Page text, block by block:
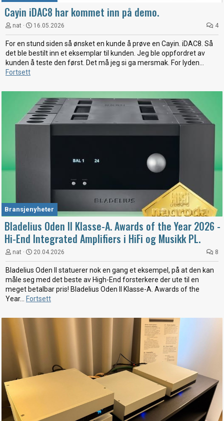
Cayin iDAC8 har kommet inn på demo.
nat 16.05.2026 4
For en stund siden så ønsket en kunde å prøve en Cayin. iDAC8. Så
det ble bestilt inn et eksemplar til kunden. Jeg ble oppfordret av
kunden å teste den først. Det må jeg si ga mersmak. For lyden...
Fortsett
Bransjenyheter
Bladelius Oden II Klasse-A. Awards of the Year 2026 -
Hi-End Integrated Amplifiers i HiFi og Musikk PL.
nat 20.04.2026 8
Bladelius Oden II statuerer nok en gang et eksempel, på at den kan
måle seg med det beste av High-End forsterkere der ute til en
meget betalbar pris! Bladelius Oden II Klasse-A. Awards of the
Year... Fortsett